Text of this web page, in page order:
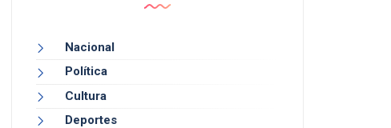
Nacional
Política
Cultura
Deportes